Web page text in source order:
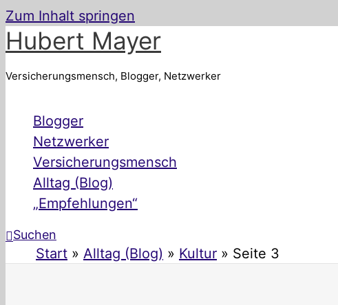
Zum Inhalt springen
Hubert Mayer
Versicherungsmensch, Blogger, Netzwerker
Blogger
Netzwerker
Versicherungsmensch
Alltag (Blog)
„Empfehlungen“
Suchen
Start Alltag (Blog) Kultur Seite 3